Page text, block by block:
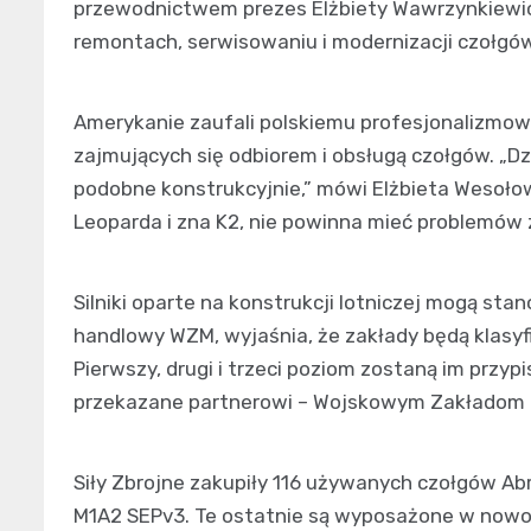
przewodnictwem prezes Elżbiety
remontach, serwisowaniu i modernizacji
Amerykanie zaufali polskiemu
zajmujących się odbiorem i obsługą czołgów.
podobne konstrukcyjnie,” mówi Elżbieta
Leoparda i zna K2, nie powinna mieć problemów
Silniki oparte na konstrukcji lotniczej mogą
handlowy WZM, wyjaśnia, że zakłady będą
Pierwszy, drugi i trzeci poziom zostaną im
przekazane partnerowi – Wojskowym
Siły Zbrojne zakupiły 116 używanych czołgów
M1A2 SEPv3. Te ostatnie są wyposażone w